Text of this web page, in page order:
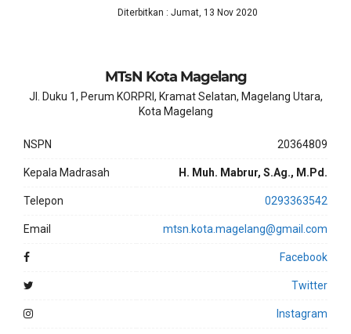
Diterbitkan : Jumat, 13 Nov 2020
MTsN Kota Magelang
Jl. Duku 1, Perum KORPRI, Kramat Selatan, Magelang Utara,
Kota Magelang
NSPN 20364809
Kepala Madrasah H. Muh. Mabrur, S.Ag., M.Pd.
Telepon 0293363542
Email mtsn.kota.magelang@gmail.com
Facebook
Twitter
Instagram